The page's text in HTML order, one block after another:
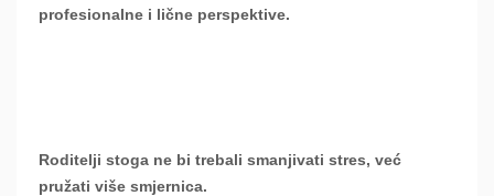
profesionalne i lične perspektive.
Roditelji stoga ne bi trebali smanjivati ​​stres, već
pružati više smjernica.